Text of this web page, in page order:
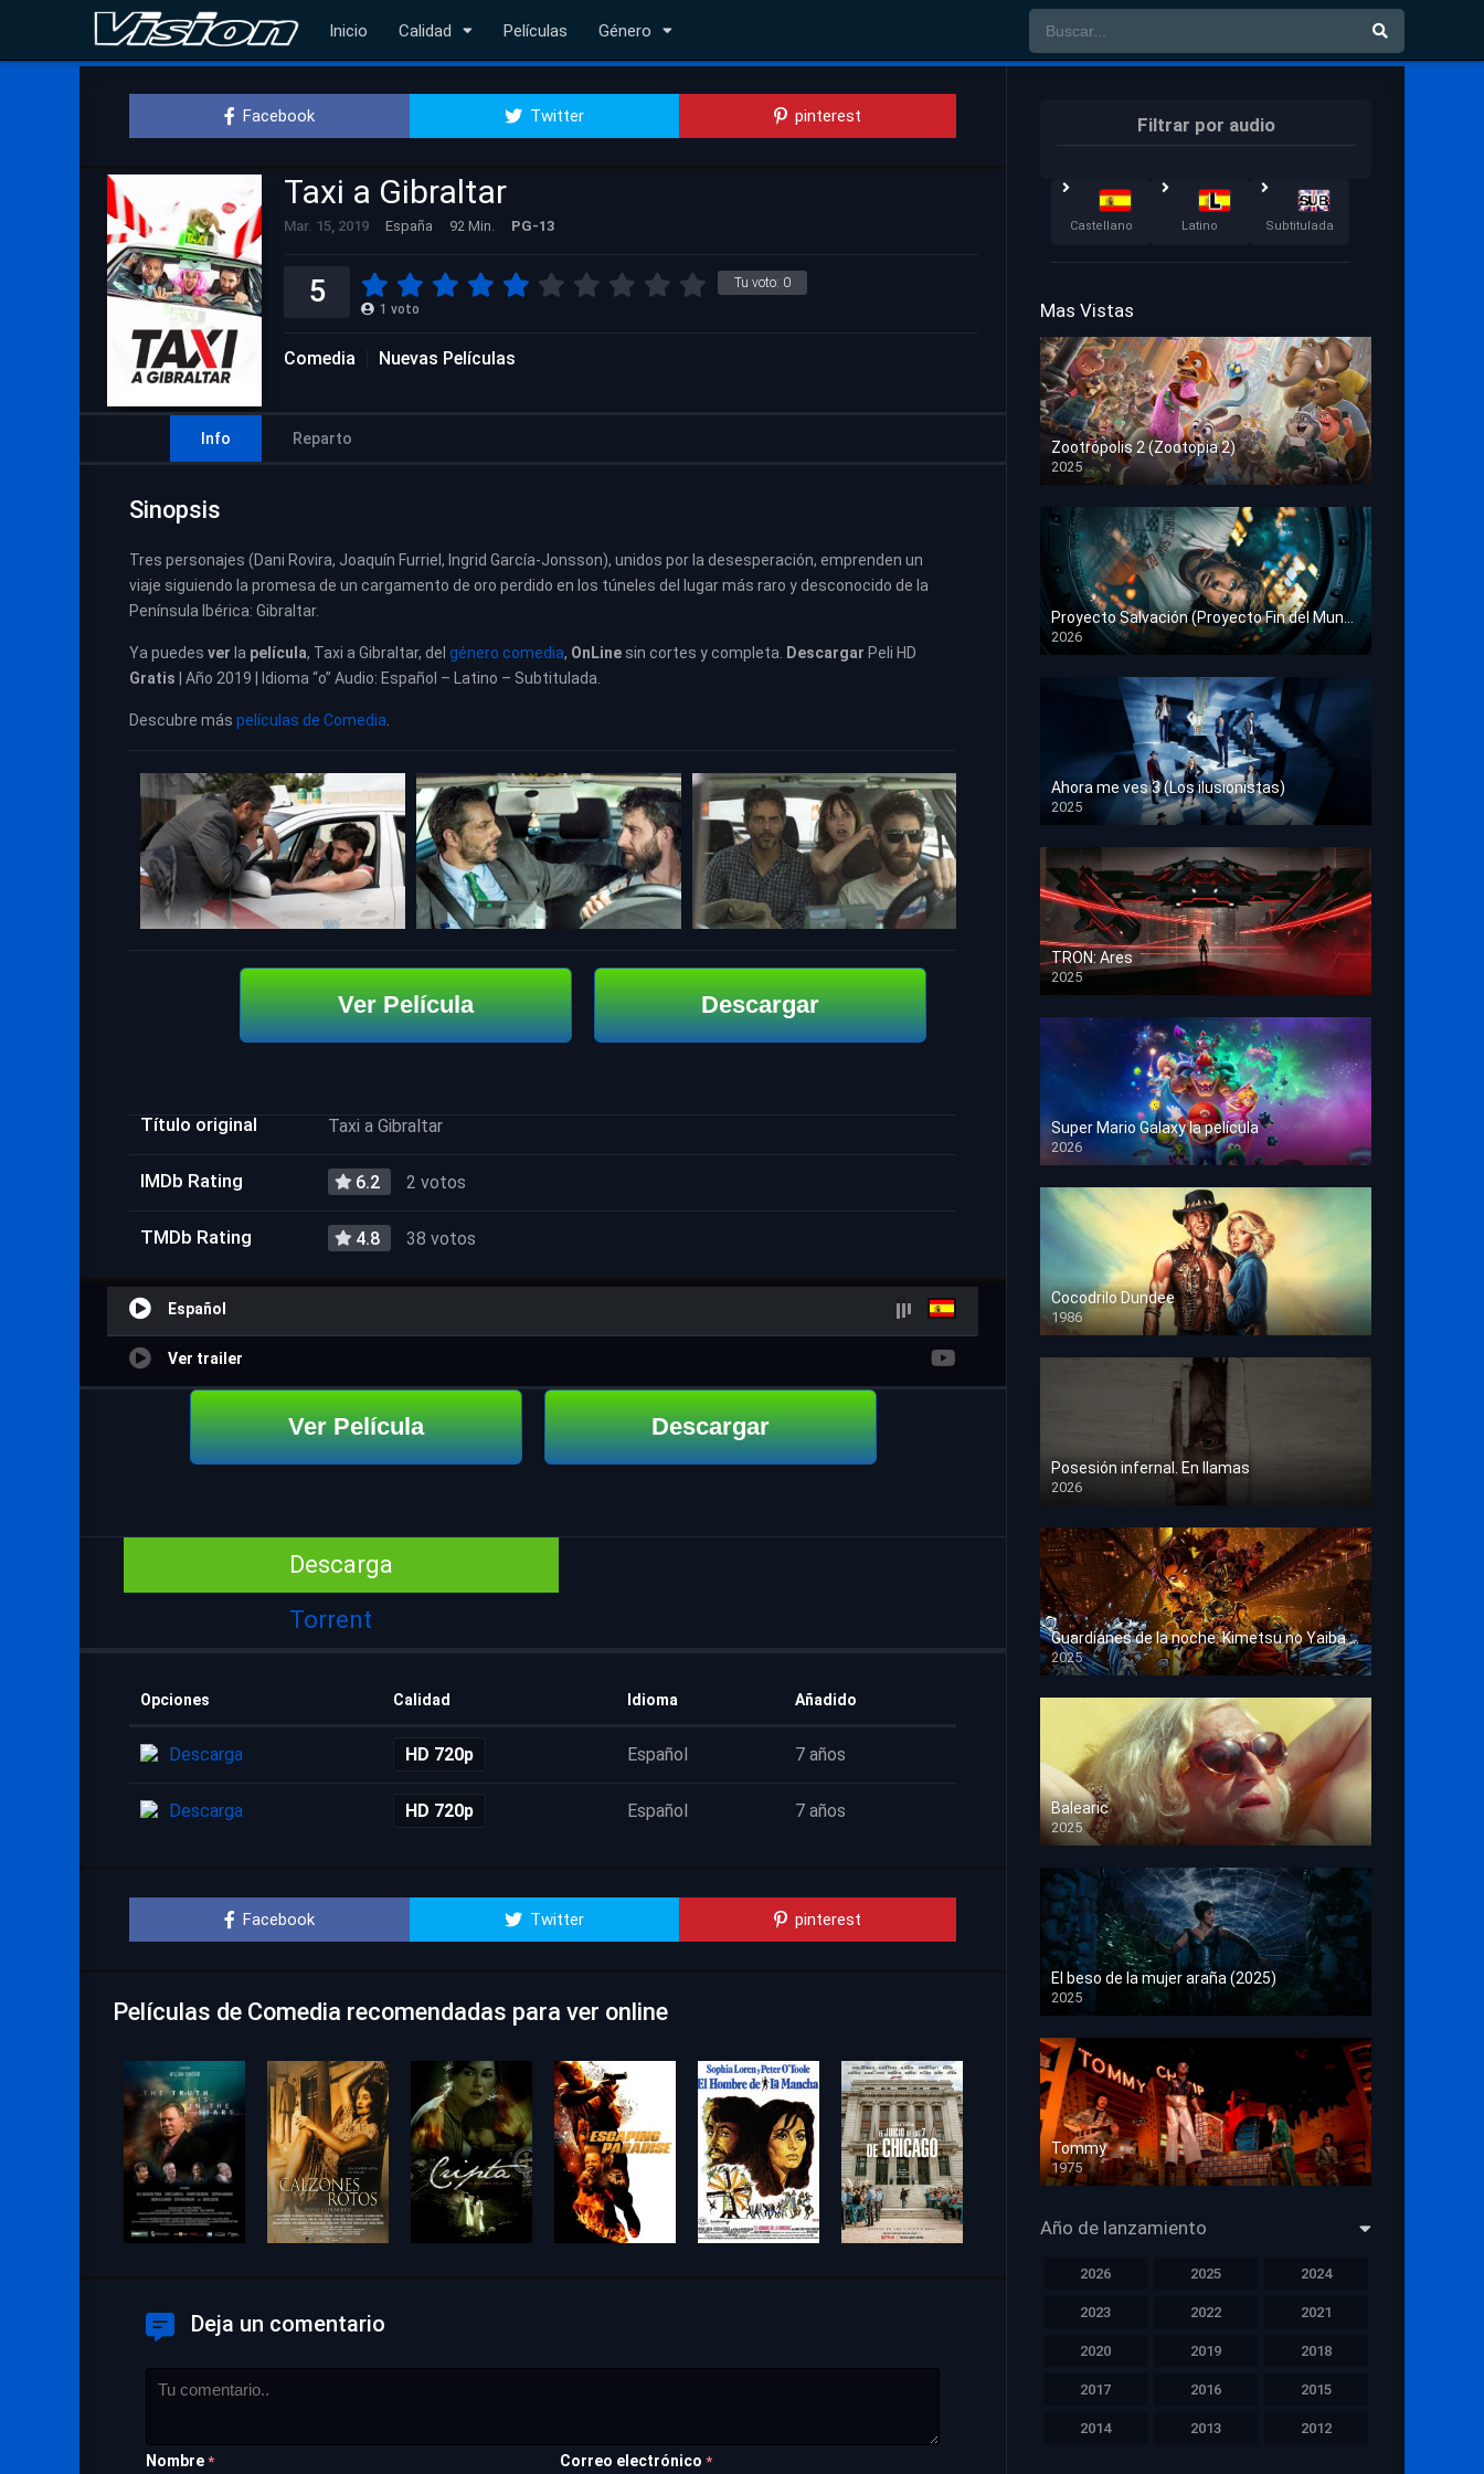
Inicio Calidad Películas Género
Facebook Twitter pinterest
Taxi a Gibraltar
Mar. 15, 2019 España 92 Min. PG-13
Tu voto: 0
5 1 voto
Comedia Nuevas Películas
Info Reparto
Sinopsis
Tres personajes (Dani Rovira, Joaquín Furriel, Ingrid García-Jonsson), unidos por la desesperación, emprenden un
viaje siguiendo la promesa de un cargamento de oro perdido en los túneles del lugar más raro y desconocido de la
Península Ibérica: Gibraltar.
Ya puedes ver la película, Taxi a Gibraltar, del género comedia, OnLine sin cortes y completa. Descargar Peli HD
Gratis | Año 2019 | Idioma “o” Audio: Español – Latino – Subtitulada.
Descubre más películas de Comedia
Ver Película Descargar
Título original Taxi a Gibraltar
IMDb Rating 6.2 2 votos
TMDb Rating 4.8 38 votos
Español
Ver trailer
Ver Película Descargar
Descarga
Torrent
Opciones Calidad Idioma Añadido
Descarga HD 720p Español 7 años
Descarga HD 720p Español 7 años
Facebook Twitter pinterest
Películas de Comedia recomendadas para ver online
Deja un comentario
Nombre * Correo electrónico *
Filtrar por audio
Castellano Latino Subtitulada
Mas Vistas
Zootrópolis 2 (Zootopia 2)
2025
HD 1080p
Proyecto Salvación (Proyecto Fin del Mundo)
2026
HD 1080p
Ahora me ves 3 (Los ilusionistas)
2025
HD 1080p
TRON: Ares
2025
HD 1080p
Super Mario Galaxy la película
2026
HD 1080p
Cocodrilo Dundee
1986
HD 1080p
Posesión infernal. En llamas
2026
HD 1080p
Guardianes de la noche: Kimetsu no Yaiba La fortaleza infinita
2025
HD 1080p
Balearic
2025
HD 1080p
El beso de la mujer araña (2025)
2025
HD 1080p
Tommy
1975
HD 1080p
Año de lanzamiento
2026 2025 2024
2023 2022 2021
2020 2019 2018
2017 2016 2015
2014 2013 2012